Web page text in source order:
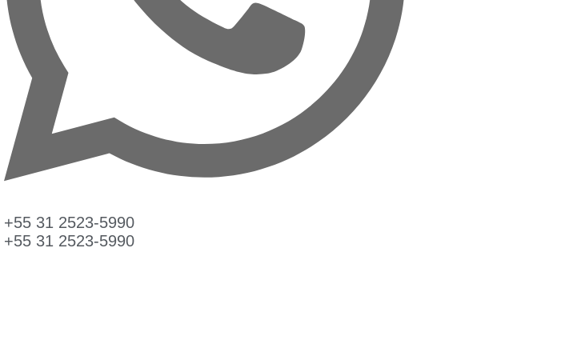
+55 31 2523-5990
+55 31 2523-5990